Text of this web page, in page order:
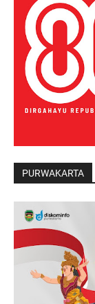
PURWAKARTA